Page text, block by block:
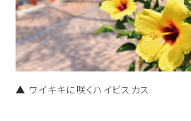
▲ ワイキキに咲くハイビスカス